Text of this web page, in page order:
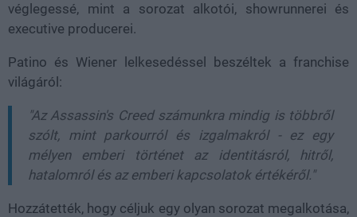
véglegessé, mint a sorozat alkotói, showrunnerei és
executive producerei.
Patino és Wiener lelkesedéssel beszéltek a franchise
világáról:
"Az Assassin's Creed számunkra mindig is többről
szólt, mint parkourról és izgalmakról - ez egy
mélyen emberi történet az identitásról, hitről,
hatalomról és az emberi kapcsolatok értékéről."
Hozzátették, hogy céljuk egy olyan sorozat megalkotása,